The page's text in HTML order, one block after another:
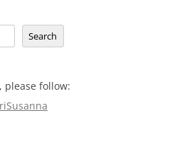
Search
please follow: